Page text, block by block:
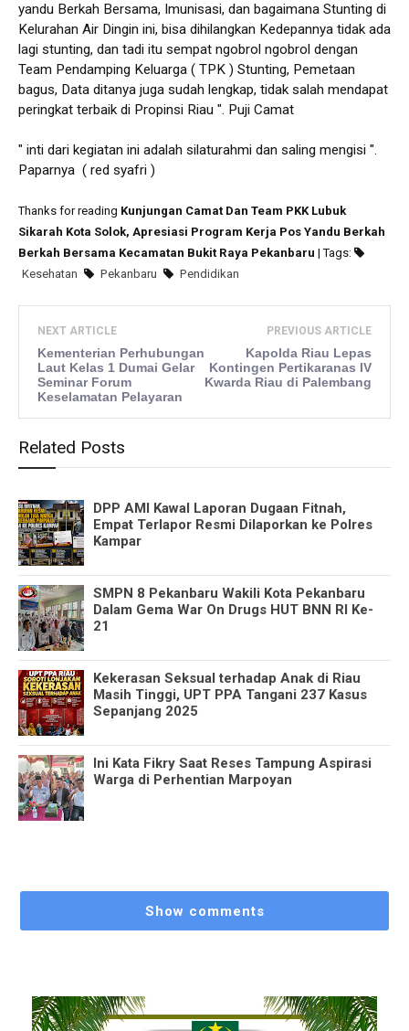
yandu Berkah Bersama, Imunisasi, dan bagaimana Stunting di
Kelurahan Air Dingin ini, bisa dihilangkan Kedepannya tidak ada
lagi stunting, dan tadi itu sempat ngobrol ngobrol dengan
Team Pendamping Keluarga ( TPK ) Stunting, Pemetaan
bagus, Data ditanya juga sudah lengkap, tidak salah mendapat
peringkat terbaik di Propinsi Riau ". Puji Camat
" inti dari kegiatan ini adalah silaturahmi dan saling mengisi ".
Paparnya ( red syafri )
Thanks for reading Kunjungan Camat Dan Team PKK Lubuk
Sikarah Kota Solok, Apresiasi Program Kerja Pos Yandu Berkah
Berkah Bersama Kecamatan Bukit Raya Pekanbaru | Tags:
Kesehatan
Pekanbaru Pendidikan
NEXT ARTICLE
Kementerian Perhubungan
Laut Kelas 1 Dumai Gelar
Seminar Forum
Keselamatan Pelayaran
PREVIOUS ARTICLE
Kapolda Riau Lepas
Kontingen Pertikaranas IV
Kwarda Riau di Palembang
Related Posts
DPP AMI Kawal Laporan Dugaan Fitnah,
Empat Terlapor Resmi Dilaporkan ke Polres
Kampar
SMPN 8 Pekanbaru Wakili Kota Pekanbaru
Dalam Gema War On Drugs HUT BNN RI Ke-
21
Kekerasan Seksual terhadap Anak di Riau
Masih Tinggi, UPT PPA Tangani 237 Kasus
Sepanjang 2025
Ini Kata Fikry Saat Reses Tampung Aspirasi
Warga di Perhentian Marpoyan
Show comments